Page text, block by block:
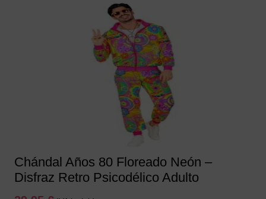
Chándal Años 80 Floreado Neón –
Disfraz Retro Psicodélico Adulto